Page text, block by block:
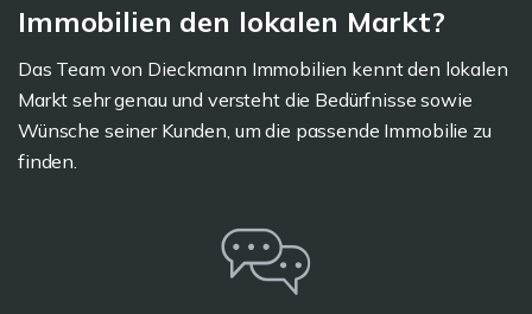
Immobilien den lokalen Markt?
Das Team von Dieckmann Immobilien kennt den lokalen
Markt sehr genau und versteht die Bedürfnisse sowie
Wünsche seiner Kunden, um die passende Immobilie zu
finden.